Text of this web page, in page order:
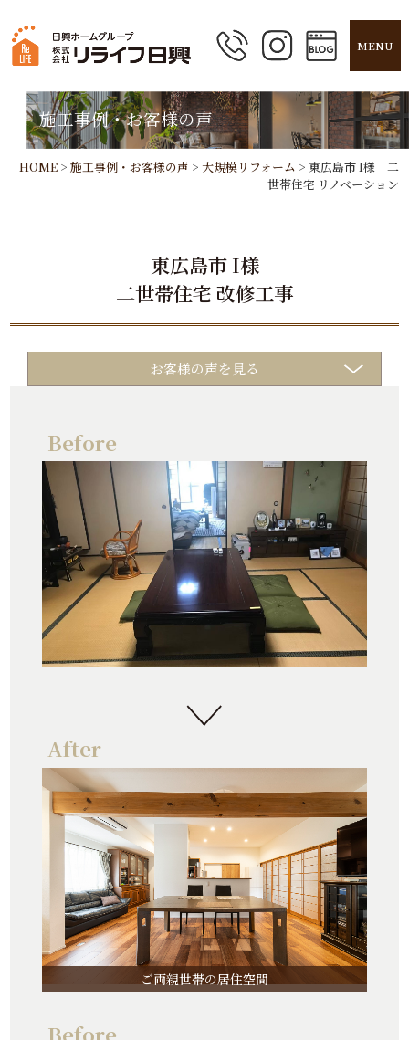
MENU
施工事例・お客様の声
HOME> 施工事例・お客様の声 > 大規模リフォーム > 東広島市 I様 二
世帯住宅 リノベーション
東広島市 I様
二世帯住宅 改修工事
お客様の声を見る
ご両親世帯の居住空間